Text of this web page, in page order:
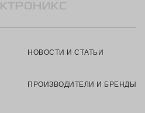
НОВОСТИ И СТАТЬИ
ПРОИЗВОДИТЕЛИ И БРЕНДЫ